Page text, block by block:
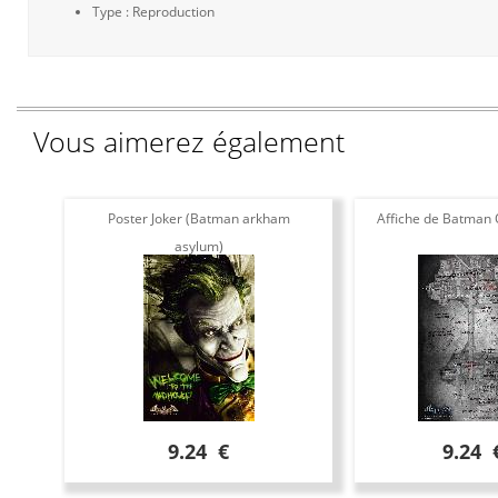
Type : Reproduction
Vous aimerez également
Poster Joker (Batman arkham
asylum)
9.24 €
Affiche de Batman
9.24